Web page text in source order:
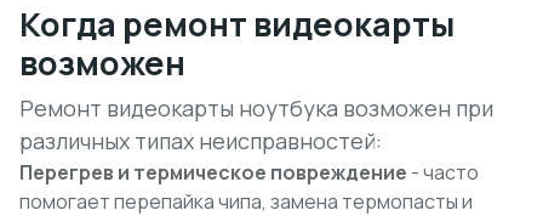
Когда ремонт видеокарты
возможен
Ремонт видеокарты ноутбука возможен при
различных типах неисправностей:
Перегрев и термическое повреждение - часто
помогает перепайка чипа, замена термопасты и